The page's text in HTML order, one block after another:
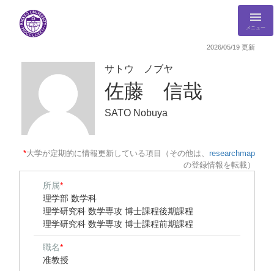
メニュー
2026/05/19 更新
サトウ ノブヤ
佐藤 信哉
SATO Nobuya
*大学が定期的に情報更新している項目（その他は、 researchmap
の登録情報を転載）
所属*
理学部 数学科
理学研究科 数学専攻 博士課程後期課程
理学研究科 数学専攻 博士課程前期課程
職名*
准教授